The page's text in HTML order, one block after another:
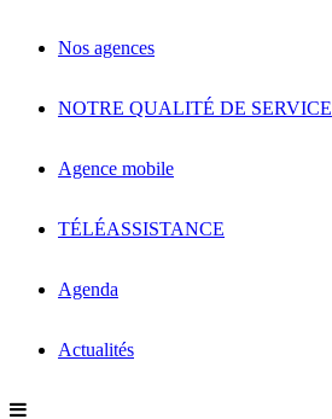
Nos agences
NOTRE QUALITÉ DE SERVICE
Agence mobile
TÉLÉASSISTANCE
Agenda
Actualités